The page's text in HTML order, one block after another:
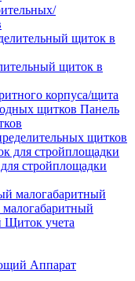
щиток в
корпуса/щита
Панель
щитков
стройплощадки
Щиток учета
Аппарат